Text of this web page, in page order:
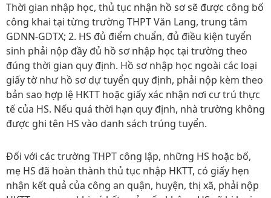
Thời gian nhập học, thủ tục nhận hồ sơ sẽ được công bố
công khai tại từng trường THPT Văn Lang, trung tâm
GDNN-GDTX; 2. HS đủ điểm chuẩn, đủ điều kiện tuyển
sinh phải nộp đầy đủ hồ sơ nhập học tại trường theo
đúng thời gian quy định. Hồ sơ nhập học ngoài các loại
giấy tờ như hồ sơ dự tuyển quy định, phải nộp kèm theo
bản sao hợp lệ HKTT hoặc giấy xác nhận nơi cư trú thực
tế của HS. Nếu quá thời hạn quy định, nhà trường không
được ghi tên HS vào danh sách trúng tuyển.
Đối với các trường THPT công lập, những HS hoặc bố,
mẹ HS đã hoàn thành thủ tục nhập HKTT, có giấy hẹn
nhận kết quả của công an quận, huyện, thị xã, phải nộp